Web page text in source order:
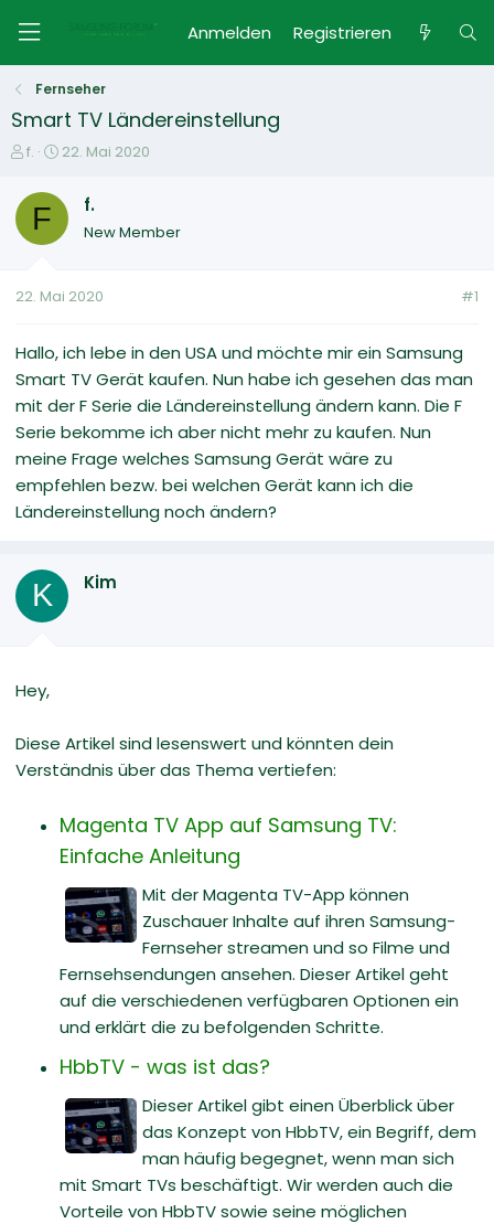
Anmelden Registrieren
Fernseher
Smart TV Ländereinstellung
E
s
e
e
f.
E
e
t
m
22. Mai 2020
F f.
New Member
22. Mai 2020 #1
Hallo, ich lebe in den USA und möchte mir ein Samsung
Smart TV Gerät kaufen. Nun habe ich gesehen das man
mit der F Serie die Ländereinstellung ändern kann. Die F
Serie bekomme ich aber nicht mehr zu kaufen. Nun
meine Frage welches Samsung Gerät wäre zu
empfehlen bezw. bei welchen Gerät kann ich die
Ländereinstellung noch ändern?
K Kim
Hey,
Diese Artikel sind lesenswert und könnten dein
Verständnis über das Thema vertiefen:
Magenta TV App auf Samsung TV:
Einfache Anleitung
Mit der Magenta TV-App können
Zuschauer Inhalte auf ihren Samsung-
Fernseher streamen und so Filme und
Fernsehsendungen ansehen. Dieser Artikel geht
auf die verschiedenen verfügbaren Optionen ein
und erklärt die zu befolgenden Schritte.
HbbTV - was ist das?
Dieser Artikel gibt einen Überblick über
das Konzept von HbbTV, ein Begriff, dem
man häufig begegnet, wenn man sich
mit Smart TVs beschäftigt. Wir werden auch die
Vorteile von HbbTV sowie seine möglichen